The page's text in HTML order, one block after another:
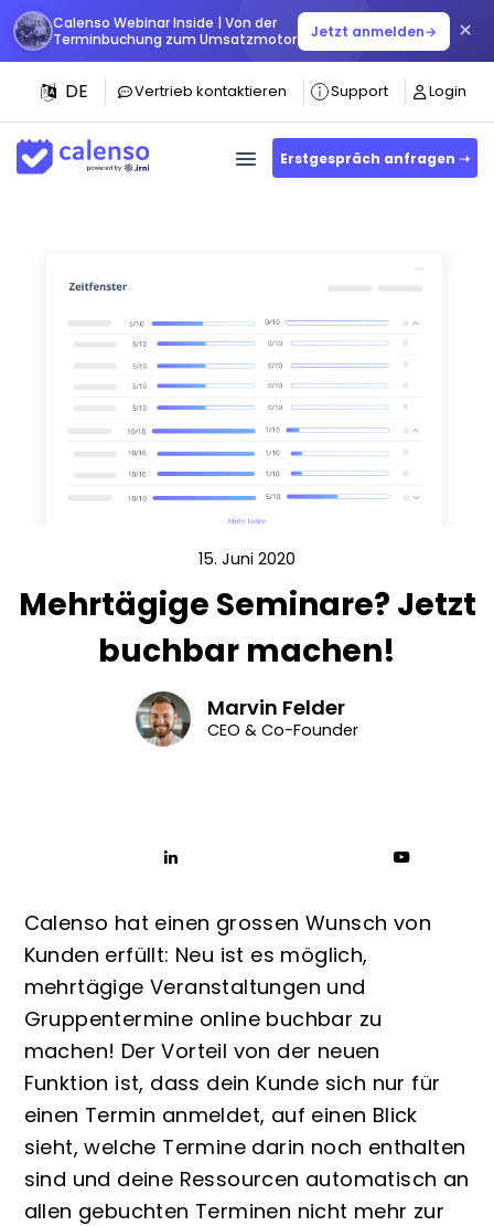
Calenso Webinar Inside | Von der
Terminbuchung zum Umsatzmotor
Jetzt anmelden→ ×
DE Vertrieb kontaktieren Support Login
Erstgespräch anfragen ➝
15. Juni 2020
Mehrtägige Seminare? Jetzt
buchbar machen!
Marvin Felder
CEO & Co-Founder
Calenso hat einen grossen Wunsch von
Kunden erfüllt: Neu ist es möglich,
mehrtägige Veranstaltungen und
Gruppentermine online buchbar zu
machen! Der Vorteil von der neuen
Funktion ist, dass dein Kunde sich nur für
einen Termin anmeldet, auf einen Blick
sieht, welche Termine darin noch enthalten
sind und deine Ressourcen automatisch an
allen gebuchten Terminen nicht mehr zur